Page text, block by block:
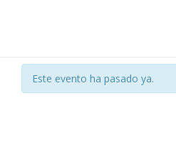
Este evento ha pasado ya.